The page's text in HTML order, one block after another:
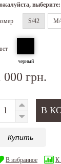
выберите:
S/42
черный
000 грн.
Купить
В избранное К